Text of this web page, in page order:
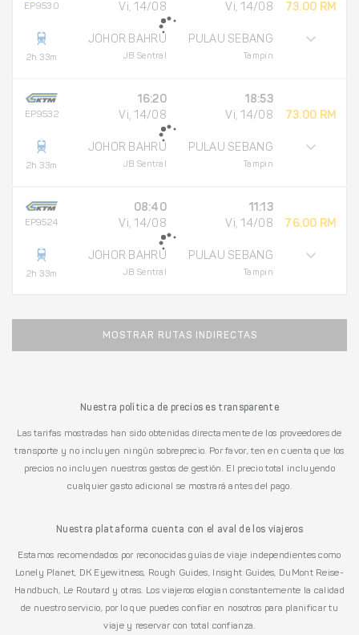
EP9530
2h 33m
Vi, 14/08
JOHOR BAHRU
JB Sentral
Vi, 14/08
PULAU SEBANG
Tampin
73.00 RM
EP9532
2h 33m
16:20
Vi, 14/08
JOHOR BAHRU
JB Sentral
18:53
Vi, 14/08
PULAU SEBANG
Tampin
73.00 RM
EP9524
2h 33m
08:40
Vi, 14/08
JOHOR BAHRU
JB Sentral
11:13
Vi, 14/08
PULAU SEBANG
Tampin
76.00 RM
MOSTRAR RUTAS INDIRECTAS
Nuestra política de precios es transparente
Las tarifas mostradas han sido obtenidas directamente de los proveedores de
transporte y no incluyen ningún sobreprecio. Por favor, ten en cuenta que los
precios no incluyen nuestros gastos de gestión. El precio total incluyendo
cualquier gasto adicional se mostrará antes del pago.
Nuestra plataforma cuenta con el aval de los viajeros
Estamos recomendados por reconocidas guías de viaje independientes como
Lonely Planet, DK Eyewitness, Rough Guides, Insight Guides, DuMont Reise-
Handbuch, Le Routard y otras. Los viajeros elogian constantemente la calidad
de nuestro servicio, por lo que puedes confiar en nosotros para planificar tu
viaje y reservar con total confianza.